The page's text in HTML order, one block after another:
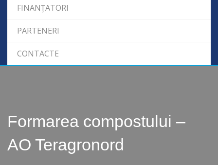
FINANȚATORI
PARTENERI
CONTACTE
Formarea compostului –
AO Teragronord